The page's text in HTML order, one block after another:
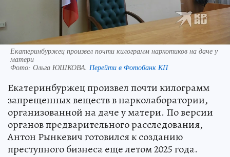
Екатеринбуржец произвел почти килограмм наркотиков на даче у
матери
Фото: Ольга ЮШКОВА. Перейти в Фотобанк КП
Екатеринбуржец произвел почти килограмм
запрещенных веществ в нарколаборатории,
организованной на даче у матери. По версии
органов предварительного расследования,
Антон Рынкевич готовился к созданию
преступного бизнеса еще летом 2025 года.